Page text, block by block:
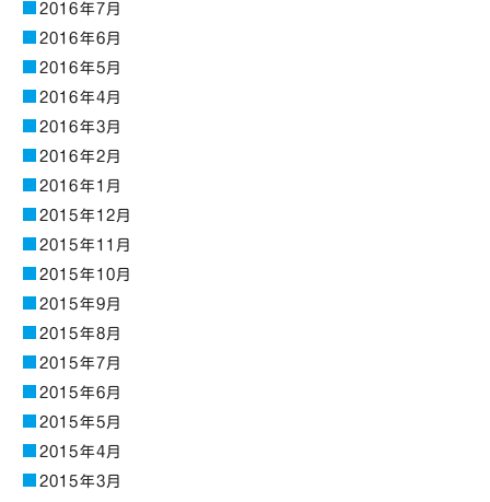
2016年7月
2016年6月
2016年5月
2016年4月
2016年3月
2016年2月
2016年1月
2015年12月
2015年11月
2015年10月
2015年9月
2015年8月
2015年7月
2015年6月
2015年5月
2015年4月
2015年3月